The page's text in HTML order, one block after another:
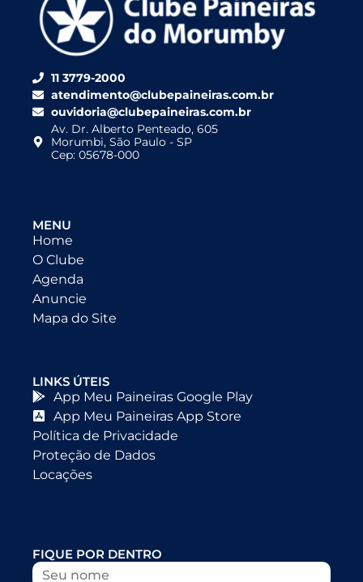
11 3779-2000
atendimento@clubepaineiras.com.br
ouvidoria@clubepaineiras.com.br
Av. Dr. Alberto Penteado, 605
Morumbi, São Paulo - SP
Cep: 05678-000
MENU
Home
O Clube
Agenda
Anuncie
Mapa do Site
LINKS ÚTEIS
App Meu Paineiras Google Play
App Meu Paineiras App Store
Política de Privacidade
Proteção de Dados
Locações
FIQUE POR DENTRO